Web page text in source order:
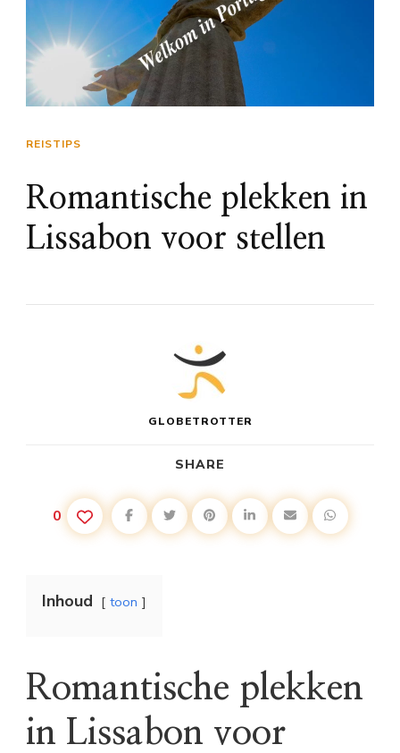
REISTIPS
Romantische plekken in
Lissabon voor stellen
GLOBETROTTER
SHARE
0
Inhoud toon
Romantische plekken
in Lissabon voor